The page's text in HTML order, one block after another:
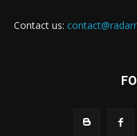
Contact us: